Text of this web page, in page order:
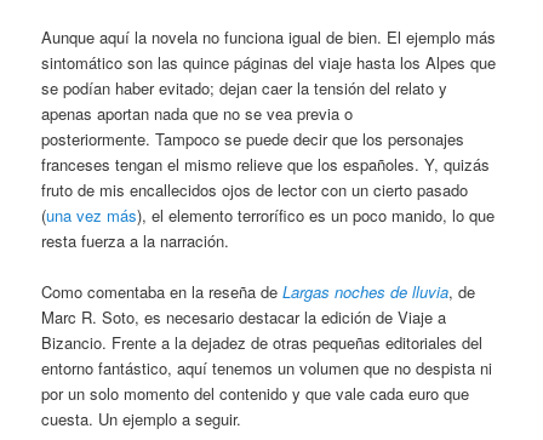
Aunque aquí la novela no funciona igual de bien. El ejemplo más
sintomático son las quince páginas del viaje hasta los Alpes que
se podían haber evitado; dejan caer la tensión del relato y
apenas aportan nada que no se vea previa o
posteriormente. Tampoco se puede decir que los personajes
franceses tengan el mismo relieve que los españoles. Y, quizás
fruto de mis encallecidos ojos de lector con un cierto pasado
(una vez más), el elemento terrorífico es un poco manido, lo que
resta fuerza a la narración.
Como comentaba en la reseña deLargas noches de lluvia, de
Marc R. Soto, es necesario destacar la edición de Viaje a
Bizancio. Frente a la dejadez de otras pequeñas editoriales del
entorno fantástico, aquí tenemos un volumen que no despista ni
por un solo momento del contenido y que vale cada euro que
cuesta. Un ejemplo a seguir.